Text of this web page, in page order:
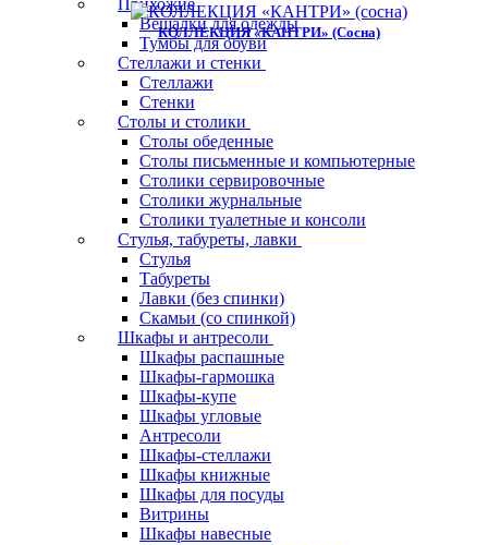
Прихожие
Вешалки для одежды
Тумбы для обуви
Стеллажи и стенки
Стеллажи
Стенки
Столы и столики
Столы обеденные
Столы письменные и компьютерные
Столики сервировочные
Столики журнальные
Столики туалетные и консоли
Стулья, табуреты, лавки
Стулья
Табуреты
Лавки (без спинки)
Скамьи (со спинкой)
Шкафы и антресоли
Шкафы распашные
Шкафы-гармошка
Шкафы-купе
Шкафы угловые
Антресоли
Шкафы-стеллажи
Шкафы книжные
Шкафы для посуды
Витрины
Шкафы навесные
КОЛЛЕКЦИЯ «КАНТРИ» (сосна)